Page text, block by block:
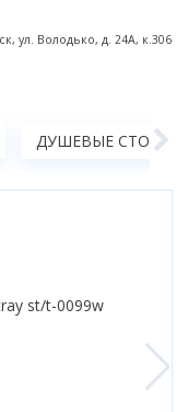
ул. Володько, д. 24А, к.306
ДУШЕВЫЕ